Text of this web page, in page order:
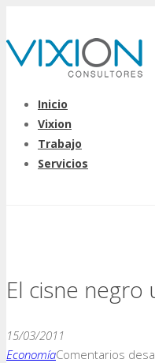
Inicio
Vixion
Trabajo
Servicios
El cisne negro
15/03/2011
EconomíaComentarios